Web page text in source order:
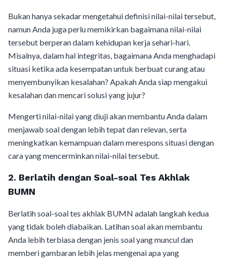
Bukan hanya sekadar mengetahui definisi nilai-nilai tersebut,
namun Anda juga perlu memikirkan bagaimana nilai-nilai
tersebut berperan dalam kehidupan kerja sehari-hari.
Misalnya, dalam hal integritas, bagaimana Anda menghadapi
situasi ketika ada kesempatan untuk berbuat curang atau
menyembunyikan kesalahan? Apakah Anda siap mengakui
kesalahan dan mencari solusi yang jujur?
Mengerti nilai-nilai yang diuji akan membantu Anda dalam
menjawab soal dengan lebih tepat dan relevan, serta
meningkatkan kemampuan dalam merespons situasi dengan
cara yang mencerminkan nilai-nilai tersebut.
2. Berlatih dengan Soal-soal Tes Akhlak
BUMN
Berlatih soal-soal tes akhlak BUMN adalah langkah kedua
yang tidak boleh diabaikan. Latihan soal akan membantu
Anda lebih terbiasa dengan jenis soal yang muncul dan
memberi gambaran lebih jelas mengenai apa yang